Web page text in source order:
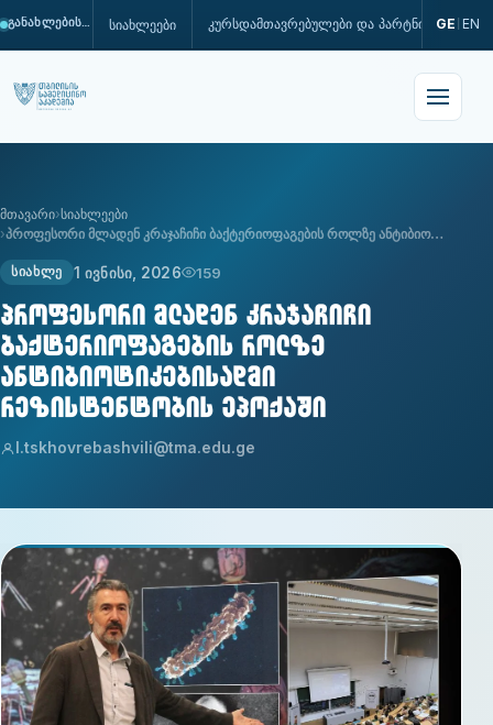
განახლების პროცესშია სიახლეები კურსდამთავრებულები და პარტნიორები
GE EN
მთავარი სიახლეები
პროფესორი მლადენ კრაჯაჩიჩი ბაქტერიოფაგების როლზე ანტიბიო…
ᲡᲘᲐᲮᲚᲔ 1 ივნისი, 2026 159
პროფესორი მლადენ კრაჯაჩიჩი
ბაქტერიოფაგების როლზე
ანტიბიოტიკებისადმი
რეზისტენტობის ეპოქაში
l.tskhovrebashvili@tma.edu.ge